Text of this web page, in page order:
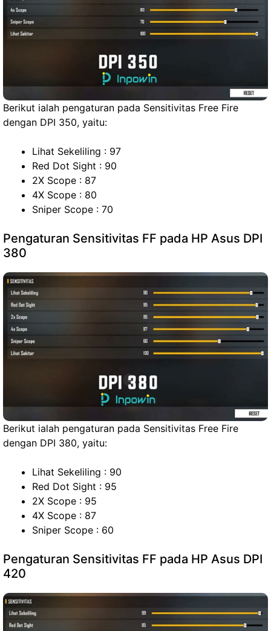
Berikut ialah pengaturan pada Sensitivitas Free Fire
dengan DPI 350, yaitu:
Lihat Sekeliling : 97
Red Dot Sight : 90
2X Scope : 87
4X Scope : 80
Sniper Scope : 70
Pengaturan Sensitivitas FF pada HP Asus DPI
380
Berikut ialah pengaturan pada Sensitivitas Free Fire
dengan DPI 380, yaitu:
Lihat Sekeliling : 90
Red Dot Sight : 95
2X Scope : 95
4X Scope : 87
Sniper Scope : 60
Pengaturan Sensitivitas FF pada HP Asus DPI
420